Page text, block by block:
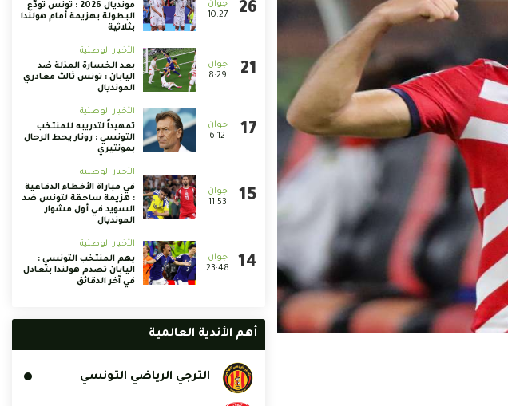
10:27
مونديال 2026 : تونس تودّع
البطولة بهزيمة أمام هولندا
بثلاثية
8:29
الأخبار الوطنية
بعد الخسارة المذلة ضد
اليابان : تونس ثالث مغادري
المونديال
6:12
الأخبار الوطنية
تمهيداً لتدريبه للمنتخب
التونسي : رونار يحط الرحال
بمونتيري
11:53
الأخبار الوطنية
في مباراة الأخطاء الدفاعية
: هزيمة ساحقة لتونس ضد
السويد في أول مشوار
المونديال
23:48
الأخبار الوطنية
يهم المنتخب التونسي :
اليابان تصدم هولندا بتعادل
في آخر الدقائق
أهم الأندية العالمية
الترجي الرياضي التونسي